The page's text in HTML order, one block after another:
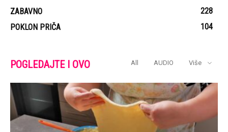
ZABAVNO
228
POKLON PRIČA
104
POGLEDAJTE I OVO All AUDIO Više